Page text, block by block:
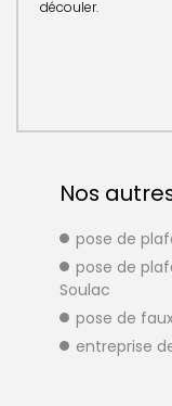
découler.
Nos
pose de
pose de
Soulac
pose de
entreprise